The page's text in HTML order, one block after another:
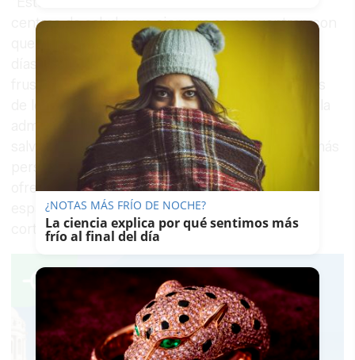
centros de salud pero siempre se encuentran con
que no hay citas, o que las citas son para varios
días o semanas después, por lo que acaban
frustrándose y decidiendo acudir a las urgencias
de los Hospitales. Para CSIF es lamentable que la
administración autonómica no apueste por
salvaguardar el sistema sanitario, contratando más
personal y cuidando al que tiene, en lugar de
ofrecerles salarios por debajo de la media
española, con pocos derechos o contratos de
corta duración".
¿NOTAS MÁS FRÍO DE NOCHE?
La ciencia explica por qué sentimos más
frío al final del día